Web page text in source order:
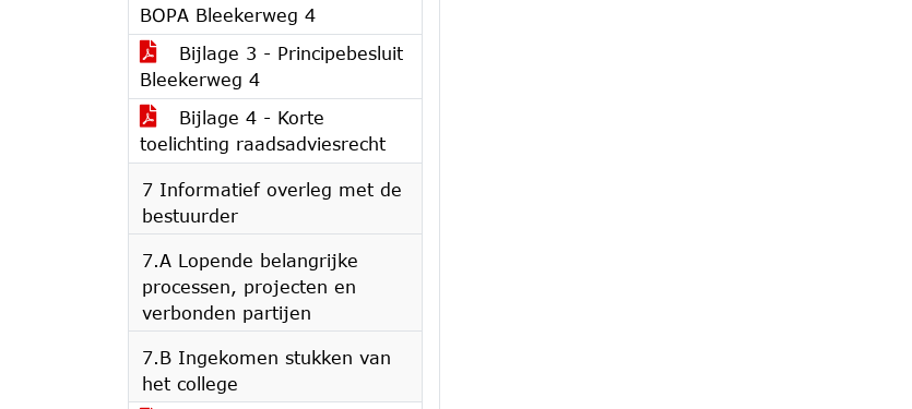
BOPA Bleekerweg 4
Bijlage 3 - Principebesluit
Bleekerweg 4
Bijlage 4 - Korte
toelichting raadsadviesrecht
7 Informatief overleg met de
bestuurder
7.A Lopende belangrijke
processen, projecten en
verbonden partijen
7.B Ingekomen stukken van
het college